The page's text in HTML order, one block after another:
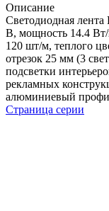
Описание
Светодиодная
В, мощность 14.4
120 шт/м, теплого
отрезок 25 мм (3
подсветки
рекламных
алюминиевый
Страница серии